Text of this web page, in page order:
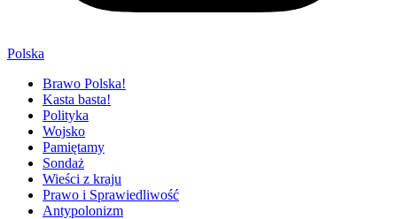
Polska
Brawo Polska!
Kasta basta!
Polityka
Wojsko
Pamiętamy
Sondaż
Wieści z kraju
Prawo i Sprawiedliwość
Antypolonizm